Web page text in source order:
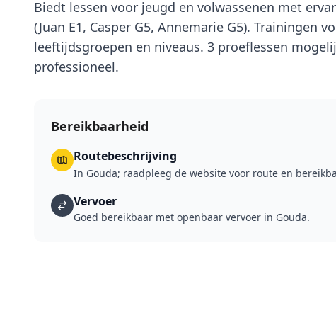
Biedt lessen voor jeugd en volwassenen met
(Juan E1, Casper G5, Annemarie G5). Trainingen
leeftijdsgroepen en niveaus. 3 proeflessen
professioneel.
Bereikbaarheid
Routebeschrijving
In Gouda; raadpleeg de website voor route en
Vervoer
Goed bereikbaar met openbaar vervoer in Gouda.